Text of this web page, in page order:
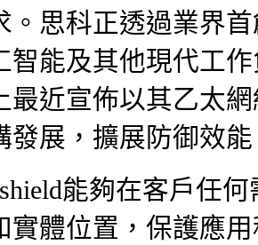
。思科正透過業界
智能及其他現代工
最近宣佈以其乙太
發展，擴展防御效
能夠在客戶任
實體位置，保護應